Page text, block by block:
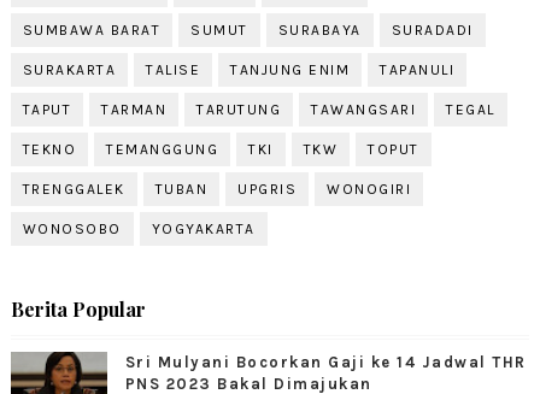
SUMBAWA BARAT SUMUT SURABAYA SURADADI
SURAKARTA TALISE TANJUNG ENIM TAPANULI
TAPUT TARMAN TARUTUNG TAWANGSARI TEGAL
TEKNO TEMANGGUNG TKI TKW TOPUT
TRENGGALEK TUBAN UPGRIS WONOGIRI
WONOSOBO YOGYAKARTA
Berita Popular
Sri Mulyani Bocorkan Gaji ke 14 Jadwal THR
PNS 2023 Bakal Dimajukan